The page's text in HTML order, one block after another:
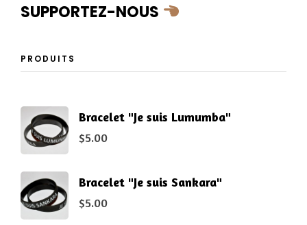
SUPPORTEZ-NOUS
PRODUITS
Bracelet "Je suis Lumumba"
$5.00
Bracelet "Je suis Sankara"
$5.00